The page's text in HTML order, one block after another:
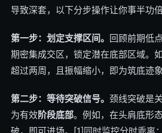
导致深套，以下分步操作让你事半功倍
第一步：划定支撑区间。 回顾前期低
期密集成交区，锁定潜在底部区域。
超过两周，且振幅缩小，即为筑底迹
第二步：等待突破信号。 颈线突破是
为有效阶段底部。例如，在头肩底形